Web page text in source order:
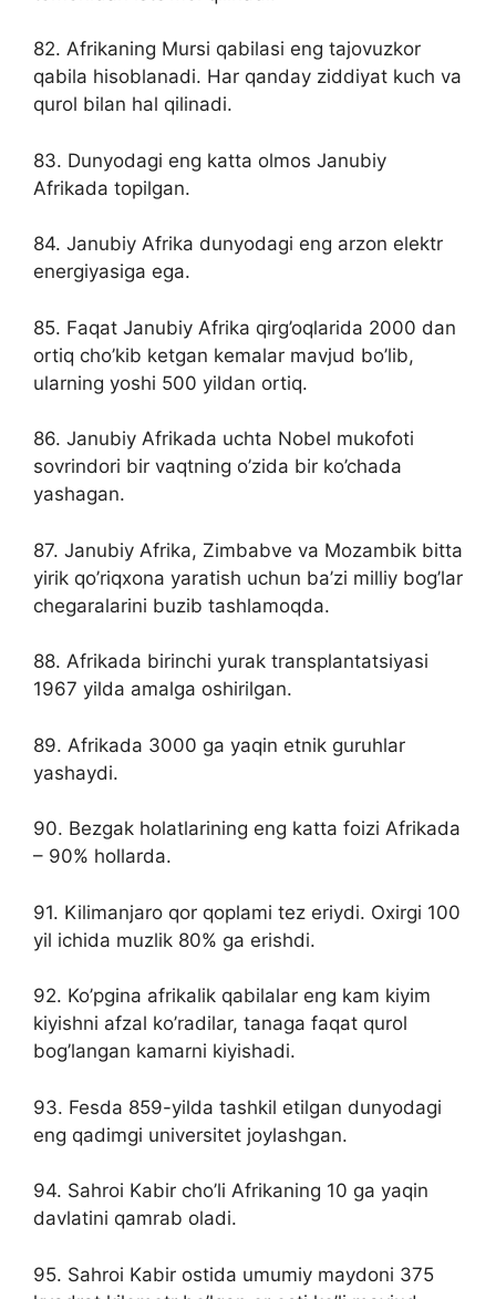
82. Afrikaning Mursi qabilasi eng tajovuzkor
qabila hisoblanadi. Har qanday ziddiyat kuch va
qurol bilan hal qilinadi.
83. Dunyodagi eng katta olmos Janubiy
Afrikada topilgan.
84. Janubiy Afrika dunyodagi eng arzon elektr
energiyasiga ega.
85. Faqat Janubiy Afrika qirg’oqlarida 2000 dan
ortiq cho’kib ketgan kemalar mavjud bo’lib,
ularning yoshi 500 yildan ortiq.
86. Janubiy Afrikada uchta Nobel mukofoti
sovrindori bir vaqtning o’zida bir ko’chada
yashagan.
87. Janubiy Afrika, Zimbabve va Mozambik bitta
yirik qo’riqxona yaratish uchun ba’zi milliy bog’lar
chegaralarini buzib tashlamoqda.
88. Afrikada birinchi yurak transplantatsiyasi
1967 yilda amalga oshirilgan.
89. Afrikada 3000 ga yaqin etnik guruhlar
yashaydi.
90. Bezgak holatlarining eng katta foizi Afrikada
– 90% hollarda.
91. Kilimanjaro qor qoplami tez eriydi. Oxirgi 100
yil ichida muzlik 80% ga erishdi.
92. Ko’pgina afrikalik qabilalar eng kam kiyim
kiyishni afzal ko’radilar, tanaga faqat qurol
bog’langan kamarni kiyishadi.
93. Fesda 859-yilda tashkil etilgan dunyodagi
eng qadimgi universitet joylashgan.
94. Sahroi Kabir cho’li Afrikaning 10 ga yaqin
davlatini qamrab oladi.
95. Sahroi Kabir ostida umumiy maydoni 375